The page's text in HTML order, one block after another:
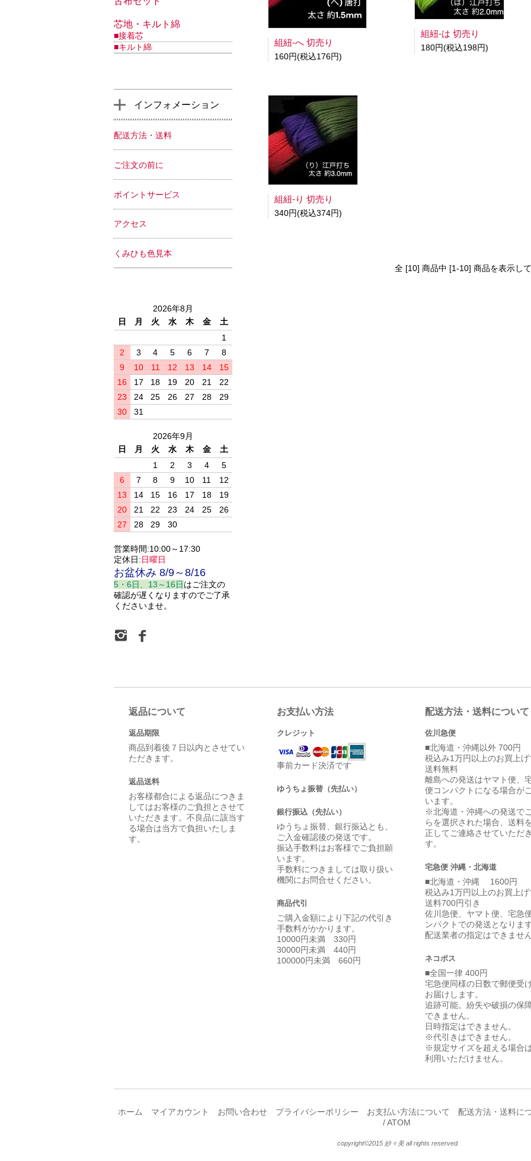
組紐-へ 切売り
160円(税込176円)
組紐-は 切売り
180円(税込198円)
組紐-り 切売り
340円(税込374円)
全 [10] 商品中 [1-10] 商品を表示し
芯地・キルト綿
■接着芯
■キルト綿
インフォメーション
配送方法・送料
ご注文の前に
ポイントサービス
アクセス
くみひも色見本
2026年8月
日
月 火 水 木 金
土
1
2
3 4 5 6 7
8
9
10 11 12 13 14
15
16
17 18 19 20 21
22
23
24 25 26 27 28
29
30
31
2026年9月
日
月 火 水 木 金
土
1
2 3 4
5
6
7 8 9 10 11
12
13
14 15 16 17 18
19
20
21 22 23 24 25
26
27
28 29 30
営業時間:10:00～17:30
定休日:日曜日
お盆休み 8/9～8/16
5・6日、13～16日はご注文の
確認が遅くなりますのでご了承
くださいませ。
返品について
返品期限
商品到着後７日以内とさせてい
ただきます。
返品送料
お客様都合による返品につきま
してはお客様のご負担とさせて
いただきます。不良品に該当す
る場合は当方で負担いたしま
す。
お支払い方法
クレジット
事前カード決済です
ゆうちょ振替（先払い）
銀行振込（先払い）
ゆうちょ振替、銀行振込とも、
ご入金確認後の発送です。
振込手数料はお客様でご負担願
います。
手数料につきましては取り扱い
機関にお問合せください。
商品代引
ご購入金額により下記の代引き
手数料がかかります。
10000円未満 330円
30000円未満 440円
100000円未満 660円
配送方法・送料について
佐川急便
■北海道・沖縄以外 700円
税込み1万円以上のお買上げ
送料無料
離島への発送はヤマト便、
便コンパクトになる場合が
います。
※北海道・沖縄への発送で
らを選択された場合、送料
正してご連絡させていただ
す。
宅急便 沖縄・北海道
■北海道・沖縄 1600円
税込み1万円以上のお買上げ
送料700円引き
佐川急便、ヤマト便、宅急
ンパクトでの発送となります
配送業者の指定はできません
ネコポス
■全国一律 400円
宅急便同様の日数で郵便受
お届けします。
追跡可能。紛失や破損の保
できません。
日時指定はできません。
※代引きはできません。
※規定サイズを超える場合
利用いただけません。
ホーム マイアカウント お問い合わせ プライバシーポリシー お支払い方法について 配送方法・送料に
/ATOM
copyright©2015 紗々美 all rights reserved.